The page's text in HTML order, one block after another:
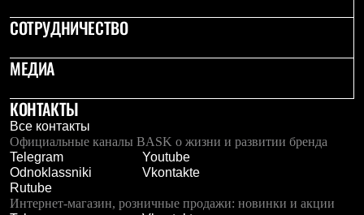
Брюки
Детская одежда
Комбинезоны
Куртки
Брюки
Утепленная синтетикой
Комбинезоны
Куртки
Брюки
Лёгкая одежда
Футболки
Толстовки
СОТРУДНИЧЕСТВО
МЕДИА
КОНТАКТЫ
Все контакты
Официальные каналы BASK о жизни и развитии бренда
Telegram
Youtube
Odnoklassniki
Vkontakte
Rutube
Интернет-магазин, розничные продажи: новинки и акции